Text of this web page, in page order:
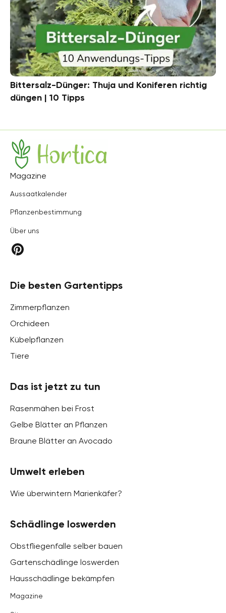
Bittersalz-Dünger: Thuja und Koniferen richtig
düngen | 10 Tipps
Hortica
Magazine
Aussaatkalender
Pflanzenbestimmung
Über uns
Die besten Gartentipps
Zimmerpflanzen
Orchideen
Kübelpflanzen
Tiere
Das ist jetzt zu tun
Rasenmähen bei Frost
Gelbe Blätter an Pflanzen
Braune Blätter an Avocado
Umwelt erleben
Wie überwintern Marienkäfer?
Schädlinge loswerden
Obstfliegenfalle selber bauen
Gartenschädlinge loswerden
Hausschädlinge bekämpfen
Magazine